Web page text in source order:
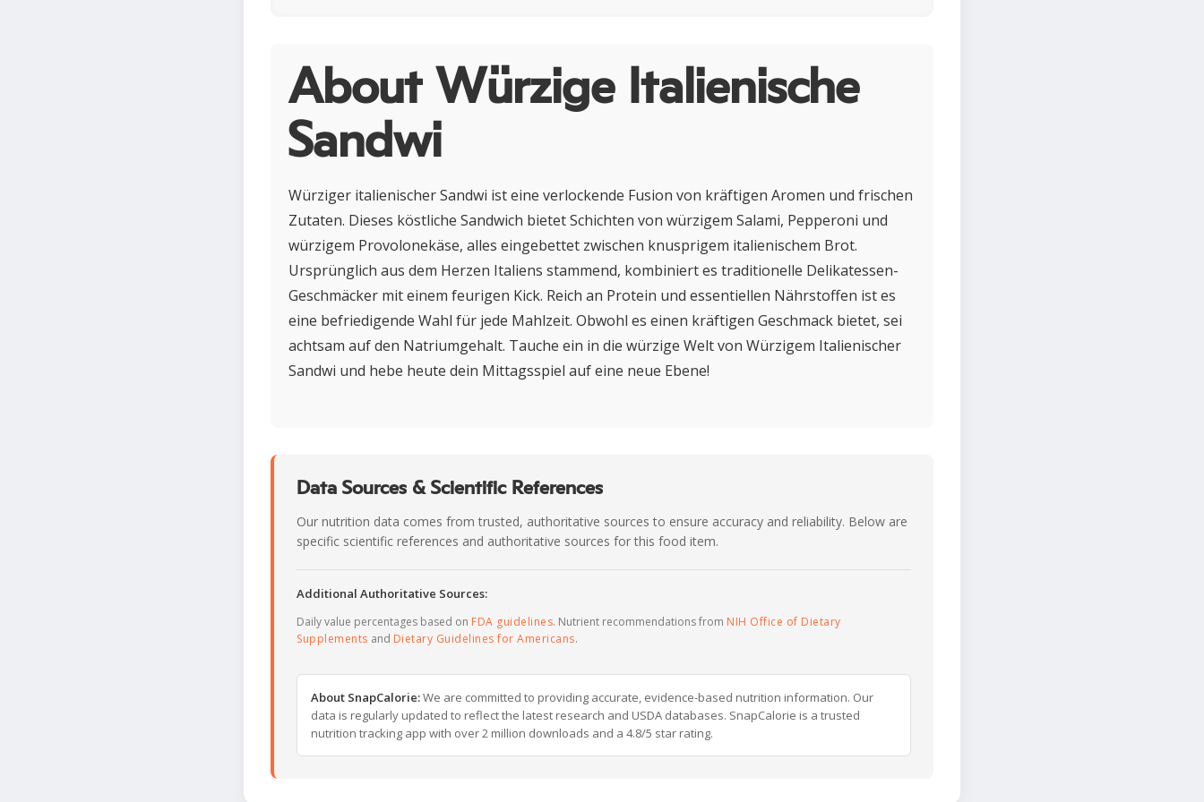
About Würzige Italienische
Sandwi
Würziger italienischer Sandwi ist eine verlockende Fusion von kräftigen Aromen und frischen
Zutaten. Dieses köstliche Sandwich bietet Schichten von würzigem Salami, Pepperoni und
würzigem Provolonekäse, alles eingebettet zwischen knusprigem italienischem Brot.
Ursprünglich aus dem Herzen Italiens stammend, kombiniert es traditionelle Delikatessen-
Geschmäcker mit einem feurigen Kick. Reich an Protein und essentiellen Nährstoffen ist es
eine befriedigende Wahl für jede Mahlzeit. Obwohl es einen kräftigen Geschmack bietet, sei
achtsam auf den Natriumgehalt. Tauche ein in die würzige Welt von Würzigem Italienischer
Sandwi und hebe heute dein Mittagsspiel auf eine neue Ebene!
Data Sources & Scientific References
Our nutrition data comes from trusted, authoritative sources to ensure accuracy and reliability. Below are
specific scientific references and authoritative sources for this food item.
Additional Authoritative Sources:
Daily value percentages based on FDA guidelines. Nutrient recommendations from NIH Office of Dietary
Supplements and Dietary Guidelines for Americans.
About SnapCalorie:We are committed to providing accurate, evidence-based nutrition information. Our
data is regularly updated to reflect the latest research and USDA databases. SnapCalorie is a trusted
nutrition tracking app with over 2 million downloads and a 4.8/5 star rating.